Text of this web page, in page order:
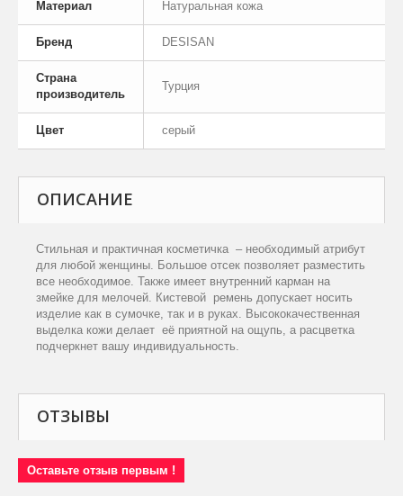
Материал Натуральная кожа
Бренд DESISAN
Страна
производитель
Турция
Цвет серый
ОПИСАНИЕ
Стильная и практичная косметичка – необходимый атрибут
для любой женщины. Большое отсек позволяет разместить
все необходимое. Также имеет внутренний карман на
змейке для мелочей. Кистевой ремень допускает носить
изделие как в сумочке, так и в руках. Высококачественная
выделка кожи делает её приятной на ощупь, а расцветка
подчеркнет вашу индивидуальность.
ОТЗЫВЫ
Оставьте отзыв первым !